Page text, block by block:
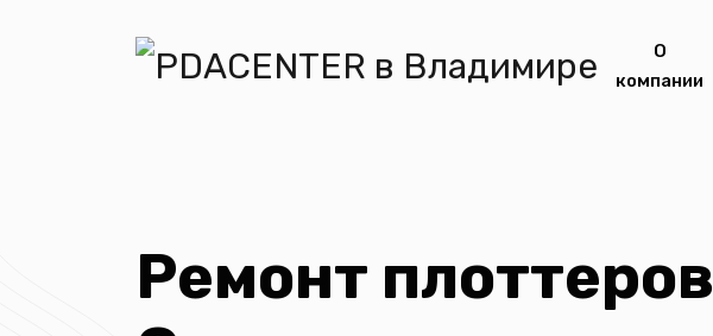
О
компании
Ремонт плоттеров